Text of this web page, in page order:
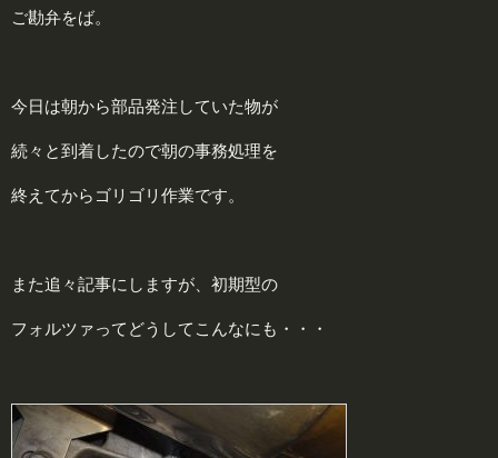
ご勘弁をば。
今日は朝から部品発注していた物が
続々と到着したので朝の事務処理を
終えてからゴリゴリ作業です。
また追々記事にしますが、初期型の
フォルツァってどうしてこんなにも・・・